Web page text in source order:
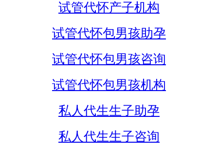
试管代怀产子机构
试管代怀包男孩助孕
试管代怀包男孩咨询
试管代怀包男孩机构
私人代生生子助孕
私人代生生子咨询